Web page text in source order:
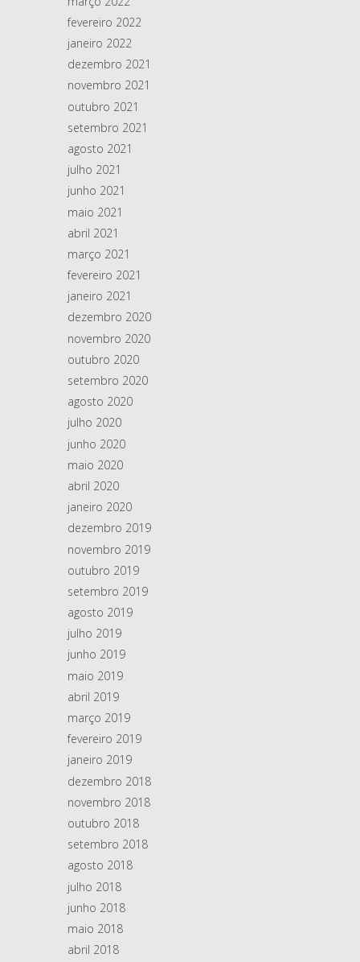
fevereiro 2022
janeiro 2022
dezembro 2021
novembro 2021
outubro 2021
setembro 2021
agosto 2021
julho 2021
junho 2021
maio 2021
abril 2021
março 2021
fevereiro 2021
janeiro 2021
dezembro 2020
novembro 2020
outubro 2020
setembro 2020
agosto 2020
julho 2020
junho 2020
maio 2020
abril 2020
janeiro 2020
dezembro 2019
novembro 2019
outubro 2019
setembro 2019
agosto 2019
julho 2019
junho 2019
maio 2019
abril 2019
março 2019
fevereiro 2019
janeiro 2019
dezembro 2018
novembro 2018
outubro 2018
setembro 2018
agosto 2018
julho 2018
junho 2018
maio 2018
abril 2018